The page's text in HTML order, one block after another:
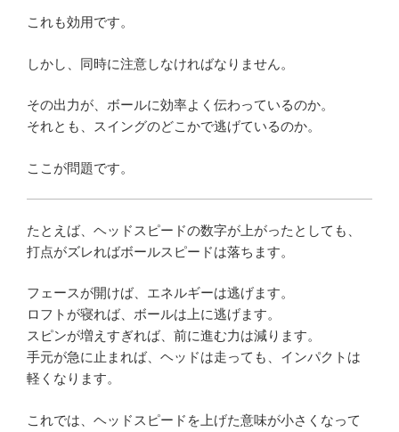
これも効用です。
しかし、同時に注意しなければなりません。
その出力が、ボールに効率よく伝わっているのか。
それとも、スイングのどこかで逃げているのか。
ここが問題です。
たとえば、ヘッドスピードの数字が上がったとしても、
打点がズレればボールスピードは落ちます。
フェースが開けば、エネルギーは逃げます。
ロフトが寝れば、ボールは上に逃げます。
スピンが増えすぎれば、前に進む力は減ります。
手元が急に止まれば、ヘッドは走っても、インパクトは
軽くなります。
これでは、ヘッドスピードを上げた意味が小さくなって